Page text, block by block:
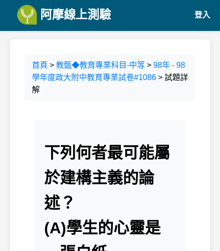
阿摩線上測驗 登入
首頁 > 教甄◆教育專業科目-中等 > 98年 - 98
學年度政大附中教育專業試卷#1086 > 試題詳
解
下列何者最可能屬
於建構主義的論
述？
(A)學生的心靈是